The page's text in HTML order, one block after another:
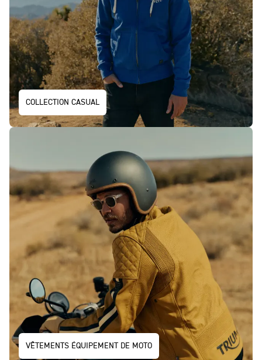
COLLECTION CASUAL
VÊTEMENTS ÉQUIPEMENT DE MOTO